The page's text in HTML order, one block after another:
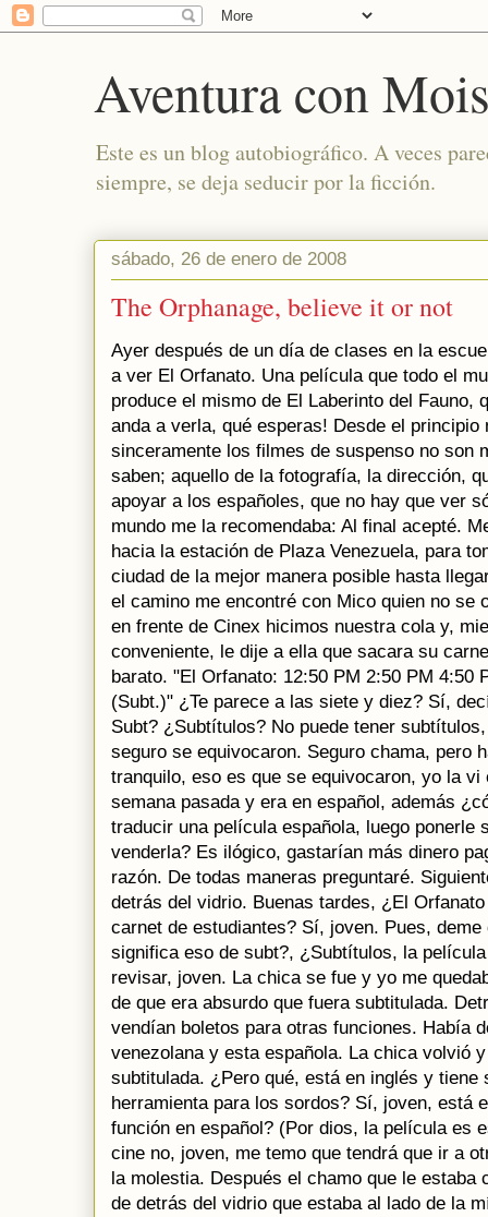
Aventura con
Este es un blog autobiográfico. A veces
siempre, se deja seducir por la ficción.
sábado, 26 de enero de 2008
The Orphanage, believe it or not
Ayer después de un día de clases en la
a ver El Orfanato. Una película que todo el
produce el mismo de El Laberinto del Fauno,
anda a verla, qué esperas! Desde el
sinceramente los filmes de suspenso no son
saben; aquello de la fotografía, la dirección,
apoyar a los españoles, que no hay que ver
mundo me la recomendaba: Al final acepté.
hacia la estación de Plaza Venezuela, para
ciudad de la mejor manera posible hasta
el camino me encontré con Mico quien no se
en frente de Cinex hicimos nuestra cola y,
conveniente, le dije a ella que sacara su
barato. "El Orfanato: 12:50 PM 2:50 PM 4:50
(Subt.)" ¿Te parece a las siete y diez? Sí,
Subt? ¿Subtítulos? No puede tener
seguro se equivocaron. Seguro chama, pero
tranquilo, eso es que se equivocaron, yo la vi
semana pasada y era en español, además
traducir una película española, luego ponerle
venderla? Es ilógico, gastarían más dinero
razón. De todas maneras preguntaré.
detrás del vidrio. Buenas tardes, ¿El
carnet de estudiantes? Sí, joven. Pues,
significa eso de subt?, ¿Subtítulos, la
revisar, joven. La chica se fue y yo me
de que era absurdo que fuera subtitulada.
vendían boletos para otras funciones. Había
venezolana y esta española. La chica volvió
subtitulada. ¿Pero qué, está en inglés y tiene
herramienta para los sordos? Sí, joven, está
función en español? (Por dios, la película es
cine no, joven, me temo que tendrá que ir a
la molestia. Después el chamo que le estaba
de detrás del vidrio que estaba al lado de la